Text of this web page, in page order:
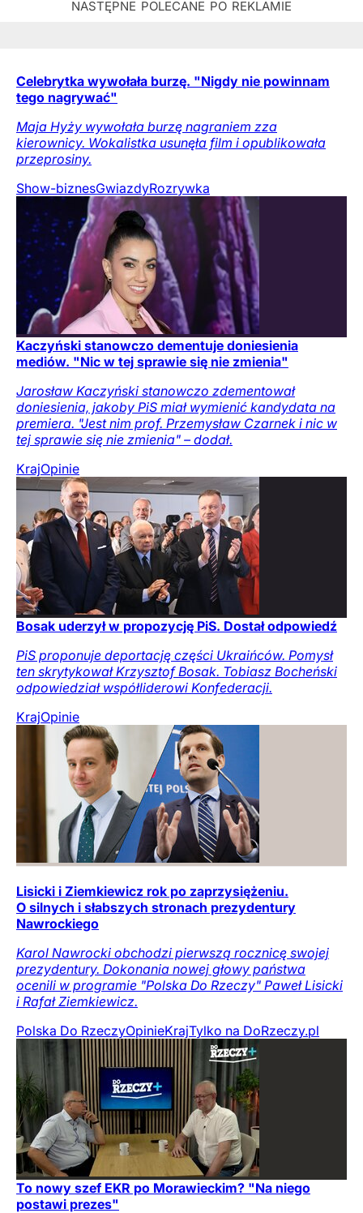
Celebrytka wywołała burzę. "Nigdy nie powinnam
tego nagrywać"
Maja Hyży wywołała burzę nagraniem zza
kierownicy. Wokalistka usunęła film i opublikowała
przeprosiny.
Show-biznesGwiazdyRozrywka
Kaczyński stanowczo dementuje doniesienia
mediów. "Nic w tej sprawie się nie zmienia"
Jarosław Kaczyński stanowczo zdementował
doniesienia, jakoby PiS miał wymienić kandydata na
premiera. "Jest nim prof. Przemysław Czarnek i nic w
tej sprawie się nie zmienia" – dodał.
KrajOpinie
Bosak uderzył w propozycję PiS. Dostał odpowiedź
PiS proponuje deportację części Ukraińców. Pomysł
ten skrytykował Krzysztof Bosak. Tobiasz Bocheński
odpowiedział współliderowi Konfederacji.
KrajOpinie
Lisicki i Ziemkiewicz rok po zaprzysiężeniu.
O silnych i słabszych stronach prezydentury
Nawrockiego
Karol Nawrocki obchodzi pierwszą rocznicę swojej
prezydentury. Dokonania nowej głowy państwa
ocenili w programie "Polska Do Rzeczy" Paweł Lisicki
i Rafał Ziemkiewicz.
Polska Do RzeczyOpinieKrajTylko na DoRzeczy.pl
To nowy szef EKR po Morawieckim? "Na niego
postawi prezes"